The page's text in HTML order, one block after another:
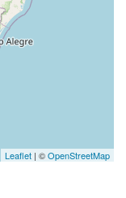
Leaflet | ©OpenStreetMap